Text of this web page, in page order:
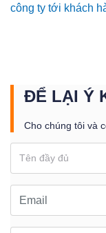
công ty tới khách
ĐỂ LẠI Ý
Cho chúng tôi và